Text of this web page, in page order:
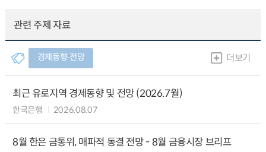
관련 주제 자료
경제동향∙전망 더보기
최근 유로지역 경제동향 및 전망 (2026.7월)
한국은행 2026.08.07
8월 한은 금통위, 매파적 동결 전망 - 8월 금융시장 브리프